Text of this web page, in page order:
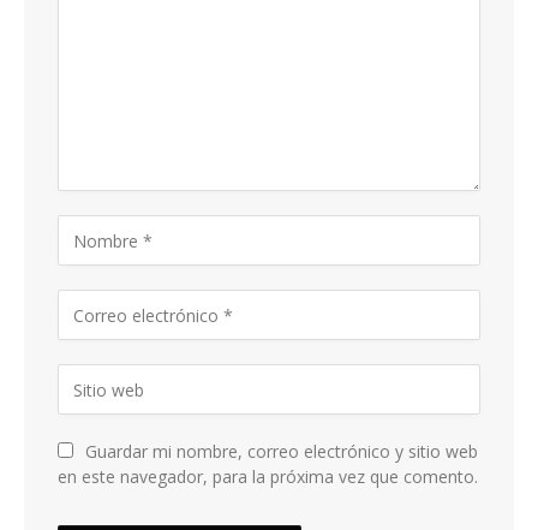
Guardar mi nombre, correo electrónico y sitio web
en este navegador, para la próxima vez que comento.